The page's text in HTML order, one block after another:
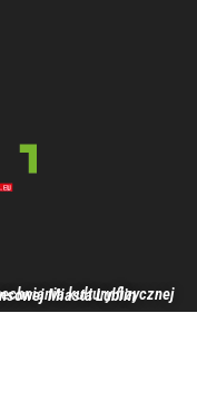
jest przy pomocy finansowej Miasta Lublin